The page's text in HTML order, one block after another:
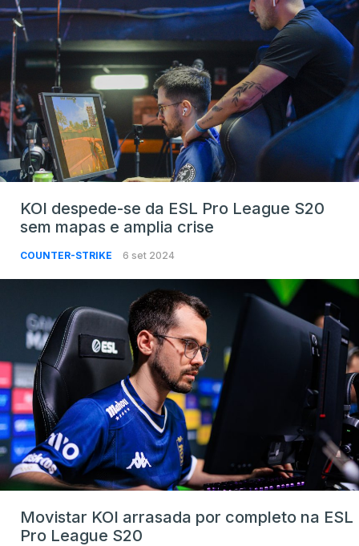
KOI despede-se da ESL Pro League S20
sem mapas e amplia crise
COUNTER-STRIKE 6 set 2024
Movistar KOI arrasada por completo na ESL
Pro League S20